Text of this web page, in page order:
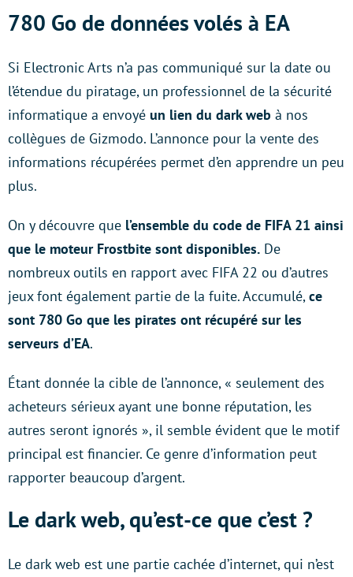
780 Go de données volés à EA
Si Electronic Arts n’a pas communiqué sur la date ou
l’étendue du piratage, un professionnel de la sécurité
informatique a envoyé un lien du dark web à nos
collègues de Gizmodo. L’annonce pour la vente des
informations récupérées permet d’en apprendre un peu
plus.
On y découvre que l’ensemble du code de FIFA 21 ainsi
que le moteur Frostbite sont disponibles. De
nombreux outils en rapport avec FIFA 22 ou d’autres
jeux font également partie de la fuite. Accumulé,ce
sont 780 Go que les pirates ont récupéré sur les
serveurs d’EA.
Étant donnée la cible de l’annonce, « seulement des
acheteurs sérieux ayant une bonne réputation, les
autres seront ignorés », il semble évident que le motif
principal est financier. Ce genre d’information peut
rapporter beaucoup d’argent.
Le dark web, qu’est-ce que c’est ?
Le dark web est une partie cachée d’internet, qui n’est